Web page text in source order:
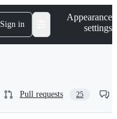
Sign in
Appearance
settings
Pull requests 25